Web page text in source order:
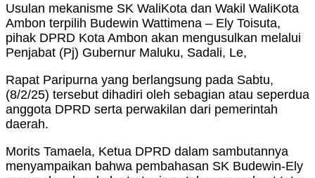
Usulan mekanisme SK WaliKota dan Wakil WaliKota
Ambon terpilih Budewin Wattimena – Ely Toisuta,
pihak DPRD Kota Ambon akan mengusulkan melalui
Penjabat (Pj) Gubernur Maluku, Sadali, Le,
Rapat Paripurna yang berlangsung pada Sabtu,
(8/2/25) tersebut dihadiri oleh sebagian atau seperdua
anggota DPRD serta perwakilan dari pemerintah
daerah.
Morits Tamaela, Ketua DPRD dalam sambutannya
menyampaikan bahwa pembahasan SK Budewin-Ely